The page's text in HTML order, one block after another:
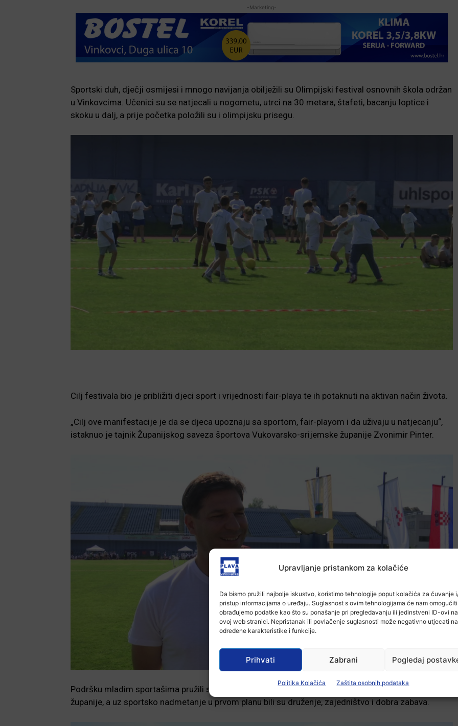
Upravljanje pristankom za kolačiće
Da bismo pružili najbolje iskustvo, koristimo tehnologije poput kolačića za čuvanje
pristup informacijama o uređaju. Suglasnost s ovim tehnologijama će nam
obrađujemo podatke kao što su ponašanje pri pregledavanju ili jedinstveni ID-ovi na
ovoj web stranici. Nepristanak ili povlačenje suglasnosti može negativno utjecati na
određene karakteristike i funkcije.
Prihvati Zabrani Pogledaj
Politika Kolačića Zaštita osobnih podataka
-Marketing-
Sportski duh, dječji osmijesi i mnogo navijanja obilježili su Olimpijski festival osnovnih škola održan
u Vinkovcima. Učenici su se natjecali u nogometu, utrci na 30 metara, štafeti, bacanju loptice i
skoku u dalj, a prije početka položili su i olimpijsku prisegu.
Cilj festivala bio je približiti djeci sport i vrijednosti fair-playa te ih potaknuti na aktivan način života.
„Cilj ove manifestacije je da se djeca upoznaju sa sportom, fair-playom i da uživaju u natjecanju“,
istaknuo je tajnik Županijskog saveza športova Vukovarsko-srijemske županije Zvonimir Pinter.
Podršku mladim sportašima pružili su i predstavnici Grada Vinkovaca te Vukovarsko-srijemske
županije, a uz sportsko nadmetanje u prvom planu bili su druženje, zajedništvo i dobra zabava.